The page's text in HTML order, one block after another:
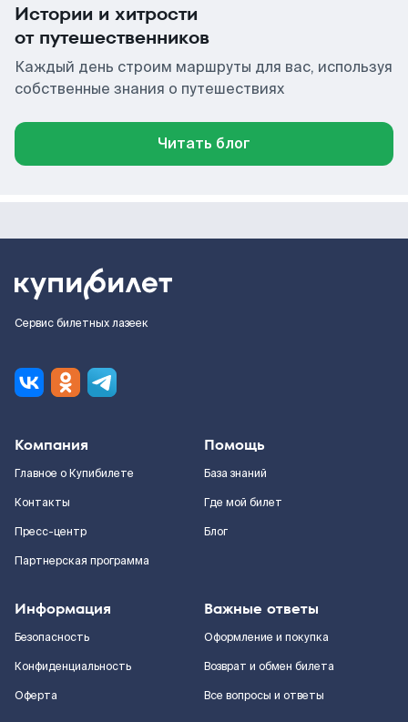
Истории и хитрости
от путешественников
Каждый день строим маршруты для вас, используя
собственные знания о путешествиях
Читать блог
Сервис билетных лазеек
Компания
Главное о Купибилете
Контакты
Пресс-центр
Партнерская программа
Помощь
База знаний
Где мой билет
Блог
Информация
Безопасность
Конфиденциальность
Оферта
Важные ответы
Оформление и покупка
Возврат и обмен билета
Все вопросы и ответы